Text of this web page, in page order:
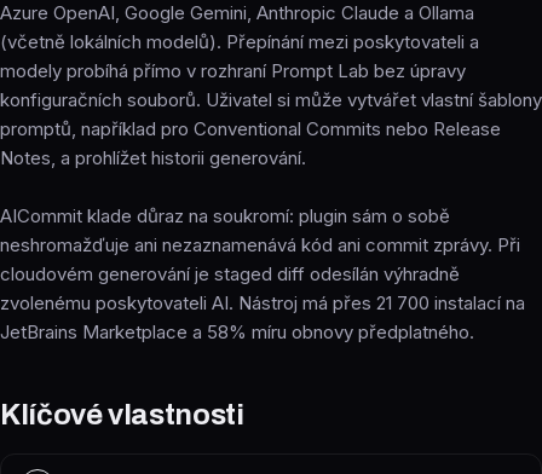
Azure OpenAI, Google Gemini, Anthropic Claude a Ollama
(včetně lokálních modelů). Přepínání mezi poskytovateli a
modely probíhá přímo v rozhraní Prompt Lab bez úpravy
konfiguračních souborů. Uživatel si může vytvářet vlastní šablony
promptů, například pro Conventional Commits nebo Release
Notes, a prohlížet historii generování.
AICommit klade důraz na soukromí: plugin sám o sobě
neshromažďuje ani nezaznamenává kód ani commit zprávy. Při
cloudovém generování je staged diff odesílán výhradně
zvolenému poskytovateli AI. Nástroj má přes 21 700 instalací na
JetBrains Marketplace a 58% míru obnovy předplatného.
Klíčové vlastnosti